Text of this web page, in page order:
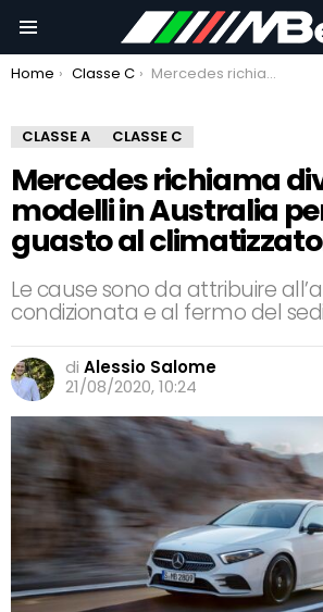
You are here:
Home Classe C Mercedes richiama diversi modelli in Australia per un guasto al climatizzatore
CLASSE A CLASSE C
Mercedes richiama
modelli in Australia
guasto al
Le cause sono da attribuire
condizionata e al fermo del
di Alessio Salome
21/08/2020, 10:24